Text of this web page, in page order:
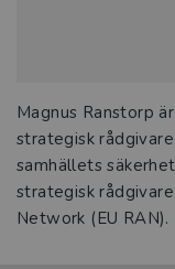
Magnus Ranstorp
strategisk
samhällets
strategisk
Network (EU RAN).